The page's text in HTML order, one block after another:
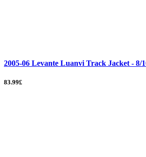
2005-06 Levante Luanvi Track Jacket - 8/
83.99£